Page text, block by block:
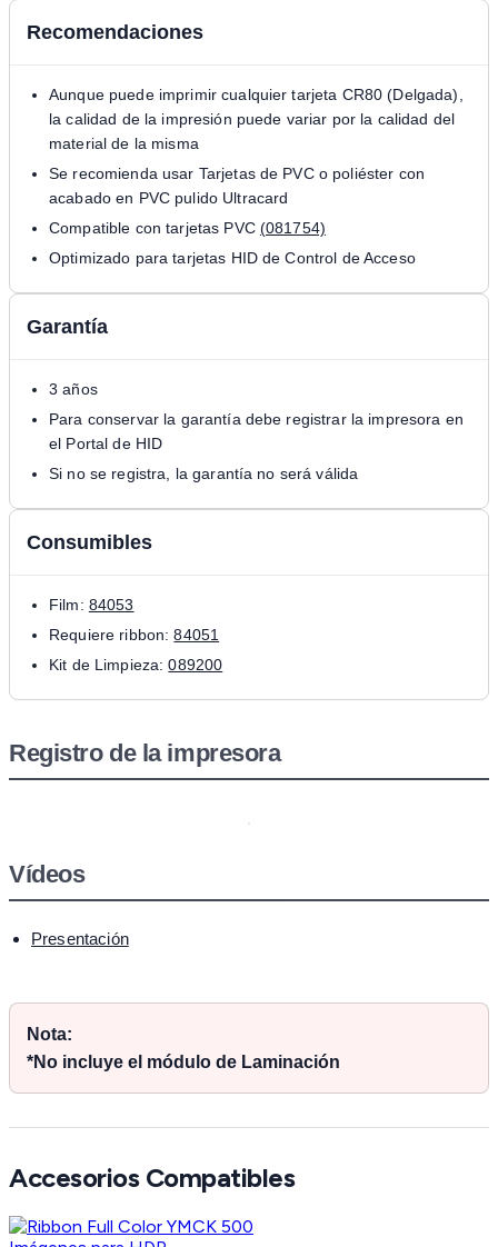
Recomendaciones
Aunque puede imprimir cualquier tarjeta CR80 (Delgada),
la calidad de la impresión puede variar por la calidad del
material de la misma
Se recomienda usar Tarjetas de PVC o poliéster con
acabado en PVC pulido Ultracard
Compatible con tarjetas PVC (081754)
Optimizado para tarjetas HID de Control de Acceso
Garantía
3 años
Para conservar la garantía debe registrar la impresora en
el Portal de HID
Si no se registra, la garantía no será válida
Consumibles
Film: 84053
Requiere ribbon:84051
Kit de Limpieza:089200
Registro de la impresora
Vídeos
Presentación
Nota:
*No incluye el módulo de Laminación
Accesorios Compatibles